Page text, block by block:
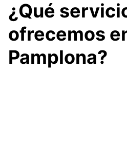
¿Qué
ofrecemos
Pamplona?